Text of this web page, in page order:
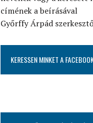
címének a beírásával
Győrffy Árpád
KERESSEN MINKET A